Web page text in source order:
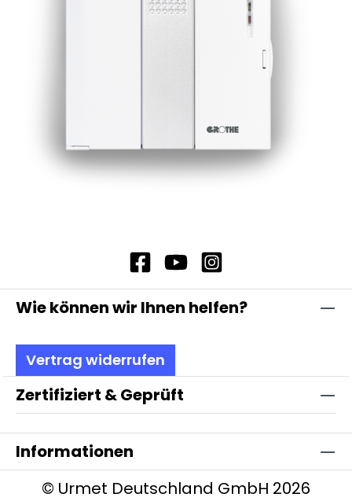
Wie können wir Ihnen helfen?
Vertrag widerrufen
Zertifiziert & Geprüft
Informationen
© Urmet Deutschland GmbH 2026